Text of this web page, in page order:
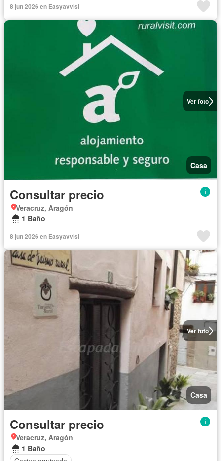
8 jun 2026 en Easyavvisi
Ver foto
Casa
Consultar precio
Veracruz, Aragón
1 Baño
8 jun 2026 en Easyavvisi
Ver foto
Casa
Consultar precio
Veracruz, Aragón
1 Baño